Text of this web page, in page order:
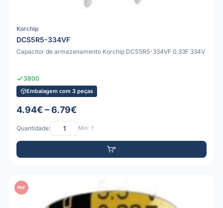
Korchip
DCS5R5-334VF
Capacitor de armazenamento Korchip DCS5R5-334VF 0.33F 334V
3800
Embalagem com 3 peças
4.94€ – 6.79€
Quantidade: Mín: 1
PDF